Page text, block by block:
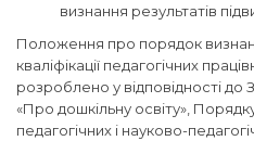
визнання результатів
Положення про порядок
кваліфікації педагогічних
розроблено у відповідності до
«Про дошкільну освіту»,
педагогічних і науково-